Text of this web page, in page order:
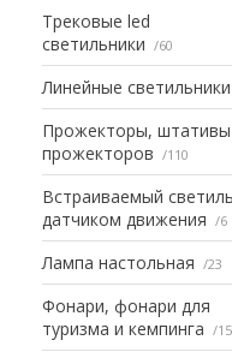
Трековые led
светильники
60
Линейные светильники
Прожекторы, штативы
прожекторов
110
Встраиваемый
датчиком движения
6
Лампа настольная 23
Фонари, фонари для
туризма и кемпинга
15